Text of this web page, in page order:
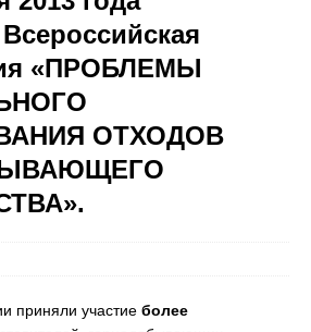
«ПРОБЛЕМЫ
ОТХОДОВ
приняли участие более